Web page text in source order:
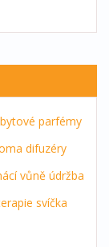
bytové parfémy
difuzéry
vůně údržba
svíčka